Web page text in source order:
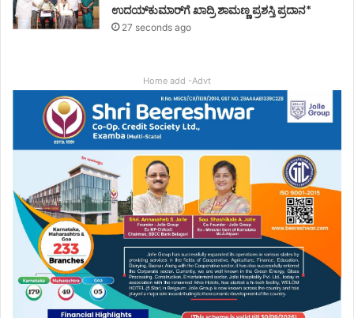
ಉದಯ್‌ಕುಮಾರ್‌ಗೆ ಖಾದ್ರಿ ಶಾಮಣ್ಣ ಪ್ರಶಸ್ತಿ ಪ್ರದಾನ*
27 seconds ago
Home add -Advt